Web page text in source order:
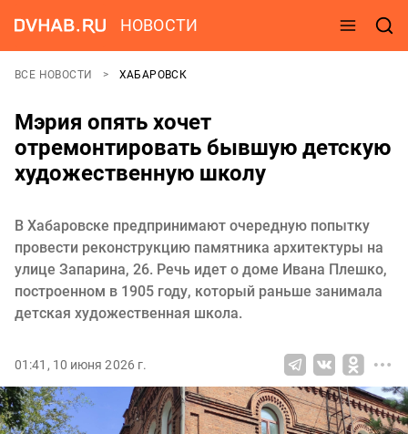
НОВОСТИ
ВСЕ НОВОСТИ ХАБАРОВСК
Мэрия опять хочет
отремонтировать бывшую детскую
художественную школу
В Хабаровске предпринимают очередную попытку
провести реконструкцию памятника архитектуры на
улице Запарина, 26. Речь идет о доме Ивана Плешко,
построенном в 1905 году, который раньше занимала
детская художественная школа.
01:41, 10 июня 2026 г.